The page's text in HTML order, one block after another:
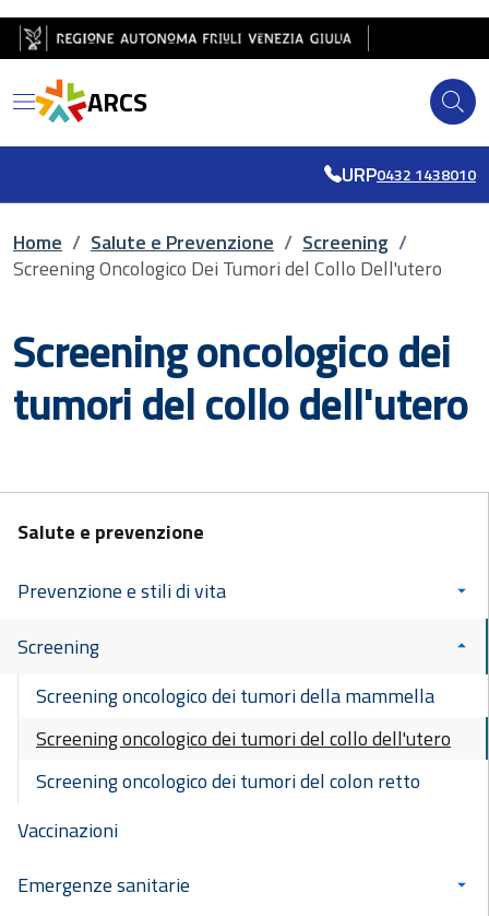
Salta al contenuto principale
Salta al piè di pagina
ARCS
URP0432 1438010
Briciole di pane
Home / Salute e Prevenzione / Screening /
Screening Oncologico Dei Tumori del Collo Dell'utero
Screening oncologico dei
tumori del collo dell'utero
Salute e prevenzione
Prevenzione e stili di vita
Screening
Screening oncologico dei tumori della mammella
Screening oncologico dei tumori del collo dell'utero
Screening oncologico dei tumori del colon retto
Vaccinazioni
Emergenze sanitarie